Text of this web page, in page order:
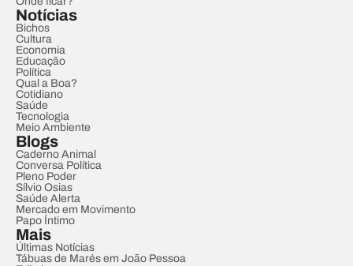
Notícias
Bichos
Cultura
Economia
Educação
Política
Qual a Boa?
Cotidiano
Saúde
Tecnologia
Meio Ambiente
Blogs
Caderno Animal
Conversa Política
Pleno Poder
Sílvio Osias
Saúde Alerta
Mercado em Movimento
Papo Íntimo
Mais
Últimas Notícias
Tábuas de Marés em João Pessoa